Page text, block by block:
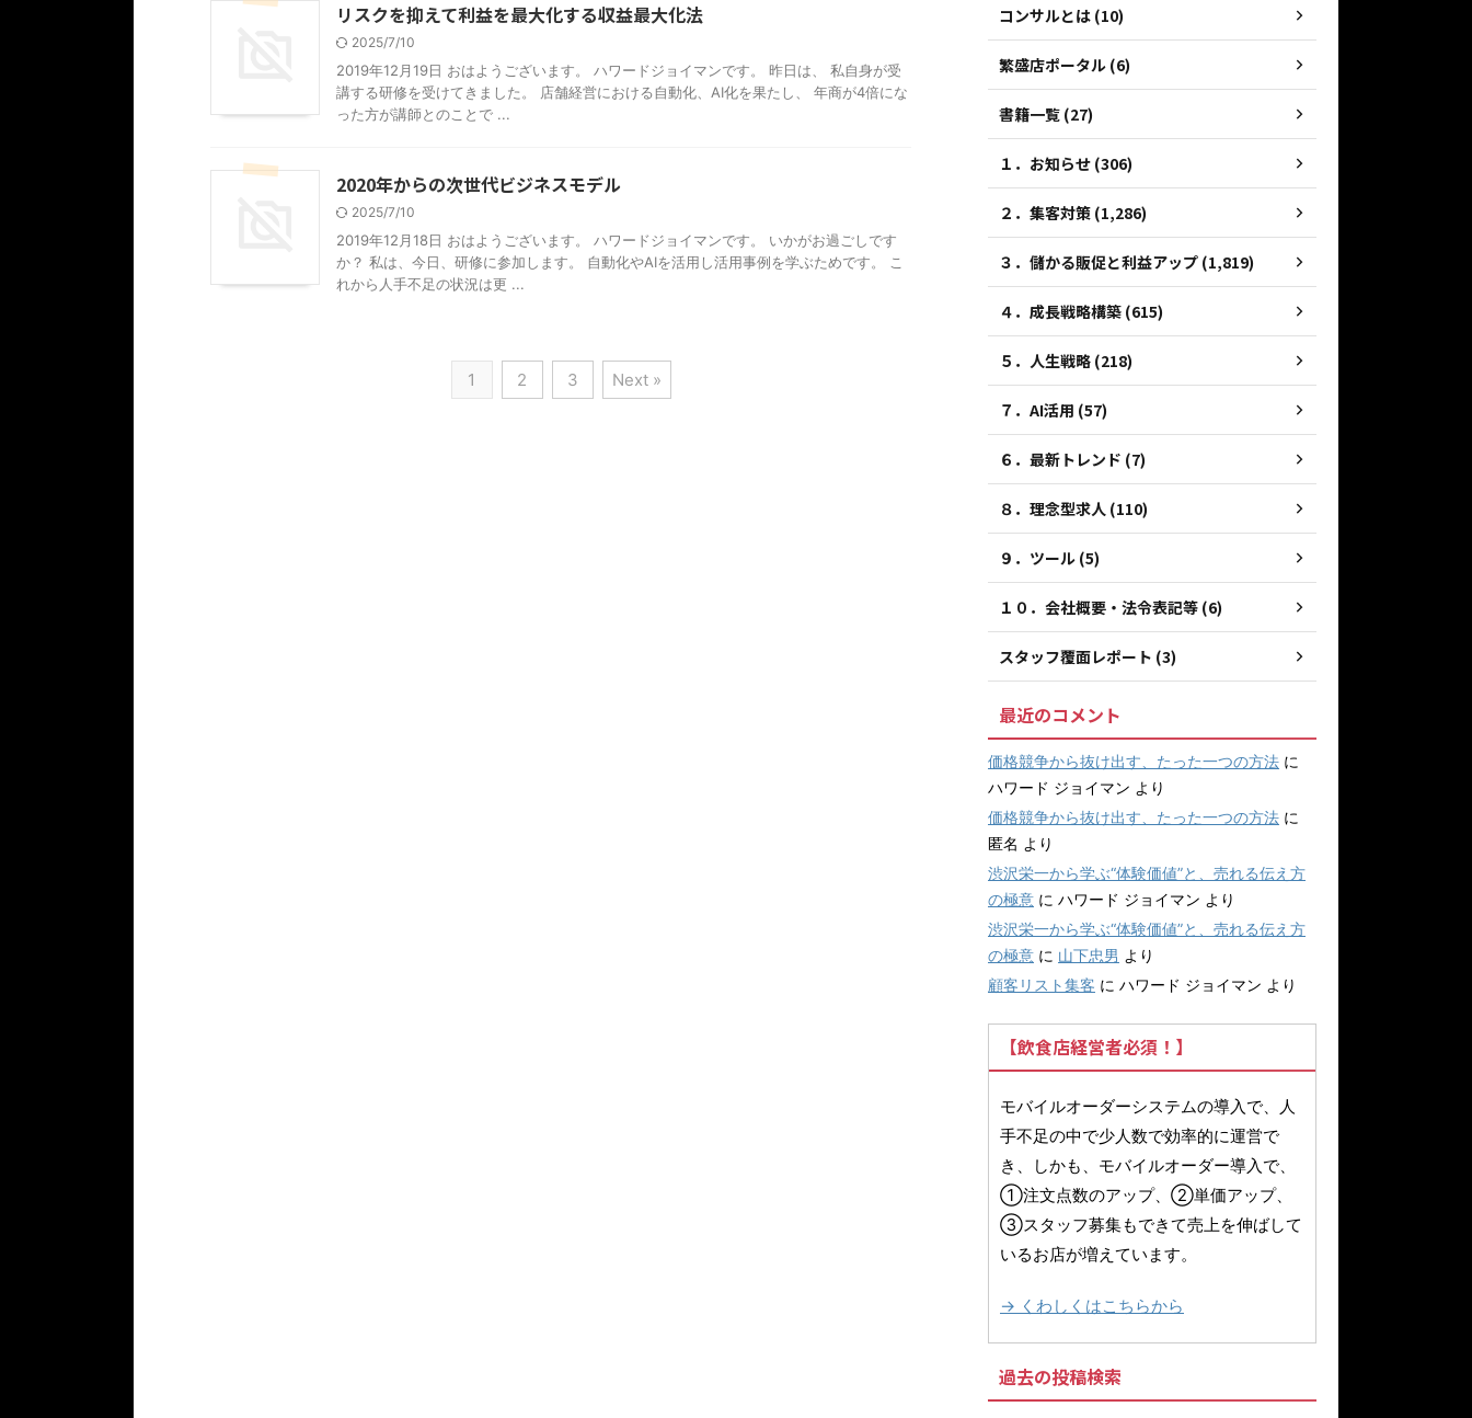
リスクを抑えて利益を最大化する収益最大化法
2025/7/10
2019年12月19日 おはようございます。 ハワードジョイマンです。 昨日は、 私自身が受
講する研修を受けてきました。 店舗経営における自動化、AI化を果たし、 年商が4倍にな
った方が講師とのことで ...
2020年からの次世代ビジネスモデル
2025/7/10
2019年12月18日 おはようございます。 ハワードジョイマンです。 いかがお過ごしです
か？ 私は、今日、研修に参加します。 自動化やAIを活用し活用事例を学ぶためです。 こ
れから人手不足の状況は更 ...
1 2 3 Next »
コンサルとは (10)
繁盛店ポータル (6)
書籍一覧 (27)
１．お知らせ (306)
２．集客対策 (1,286)
３．儲かる販促と利益アップ (1,819)
４．成長戦略構築 (615)
５．人生戦略 (218)
７．AI活用 (57)
６．最新トレンド (7)
８．理念型求人 (110)
９．ツール (5)
１０．会社概要・法令表記等 (6)
スタッフ覆面レポート (3)
最近のコメント
価格競争から抜け出す、たった一つの方法 に
ハワード ジョイマン より
価格競争から抜け出す、たった一つの方法 に
匿名 より
渋沢栄一から学ぶ“体験価値”と、売れる伝え方
の極意 に ハワード ジョイマン より
渋沢栄一から学ぶ“体験価値”と、売れる伝え方
の極意 に 山下忠男 より
顧客リスト集客 に ハワード ジョイマン より
【飲食店経営者必須！】
モバイルオーダーシステムの導入で、人
手不足の中で少人数で効率的に運営で
き、しかも、モバイルオーダー導入で、
①注文点数のアップ、②単価アップ、
③スタッフ募集もできて売上を伸ばして
いるお店が増えています。
→ くわしくはこちらから
過去の投稿検索